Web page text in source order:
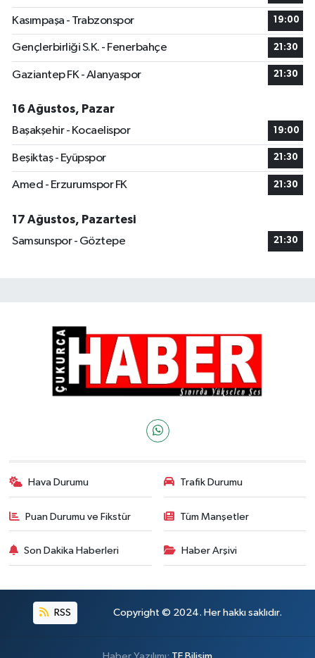
Kasımpaşa - Trabzonspor 19:00
Gençlerbirliği S.K. - Fenerbahçe 21:30
Gaziantep FK - Alanyaspor 21:30
16 Ağustos, Pazar
Başakşehir - Kocaelispor
19:00
Beşiktaş - Eyüpspor 21:30
Amed - Erzurumspor FK 21:30
17 Ağustos, Pazartesi
Samsunspor - Göztepe
21:30
Hava Durumu Trafik Durumu
Puan Durumu ve Fikstür Tüm Manşetler
Son Dakika Haberleri Haber Arşivi
RSS Copyright © 2024. Her hakkı saklıdır.